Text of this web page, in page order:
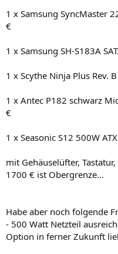
1 x Samsung SyncMaster
€
1 x Samsung SH-S183A
1 x Scythe Ninja Plus Rev.
1 x Antec P182 schwarz
€
1 x Seasonic S12 500W
mit Gehäuselüfter,
1700 € ist Obergrenze...
Habe aber noch folgende
- 500 Watt Netzteil
Option in ferner Zukunft